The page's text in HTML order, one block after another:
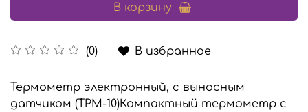
(0) В избранное
В корзину
Термометр электронный, с выносным
датчиком (TPM-10)Компактный термометр с